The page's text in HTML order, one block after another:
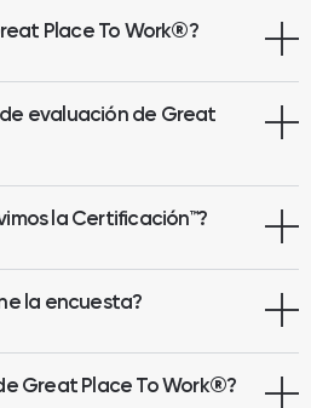
Place To Work®?
evaluación de Great
la Certificación™?
la encuesta?
Great Place To Work®?